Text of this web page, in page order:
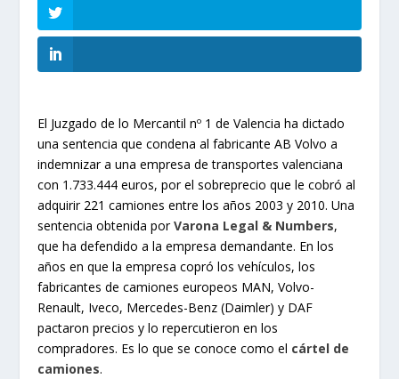
El Juzgado de lo Mercantil nº 1 de Valencia ha dictado
una sentencia que condena al fabricante AB Volvo a
indemnizar a una empresa de transportes valenciana
con 1.733.444 euros, por el sobreprecio que le cobró al
adquirir 221 camiones entre los años 2003 y 2010. Una
sentencia obtenida porVarona Legal & Numbers,
que ha defendido a la empresa demandante. En los
años en que la empresa copró los vehículos, los
fabricantes de camiones europeos MAN, Volvo-
Renault, Iveco, Mercedes-Benz (Daimler) y DAF
pactaron precios y lo repercutieron en los
compradores. Es lo que se conoce como el cártel de
camiones.